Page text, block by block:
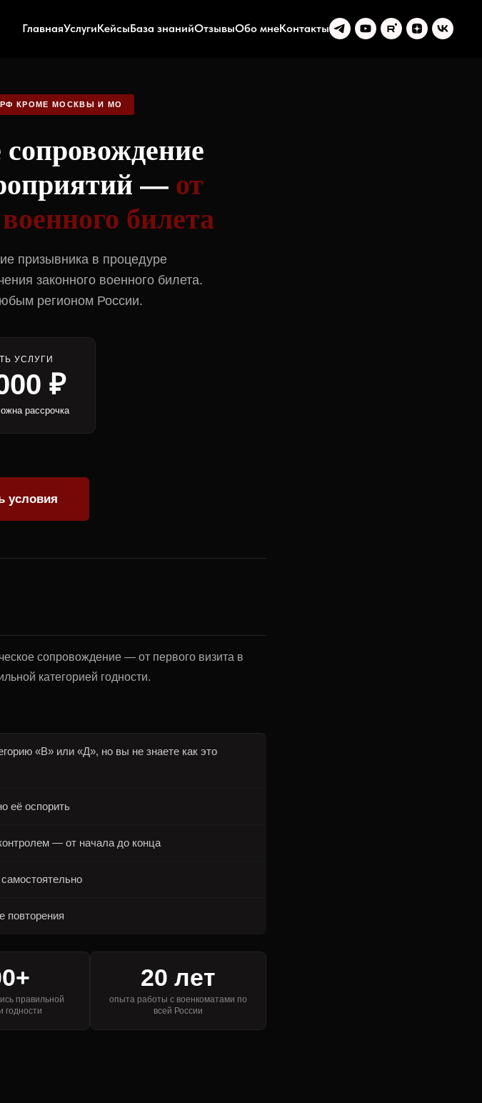
ГлавнаяУслугиКейсыБаза знанийОтзывыОбо мнеКонтакты
РФ КРОМЕ МОСКВЫ И МО
—от
билета
призывника в процедуре
законного военного билета.
регионом России.
УСЛУГИ
₽
рассрочка
условия
сопровождение — от первого визита в
категорией годности.
«В» или «Д», но вы не знаете как это
её оспорить
— от начала до конца
повторения
правильной
годности
20 лет
опыта работы с военкоматами по
всей России